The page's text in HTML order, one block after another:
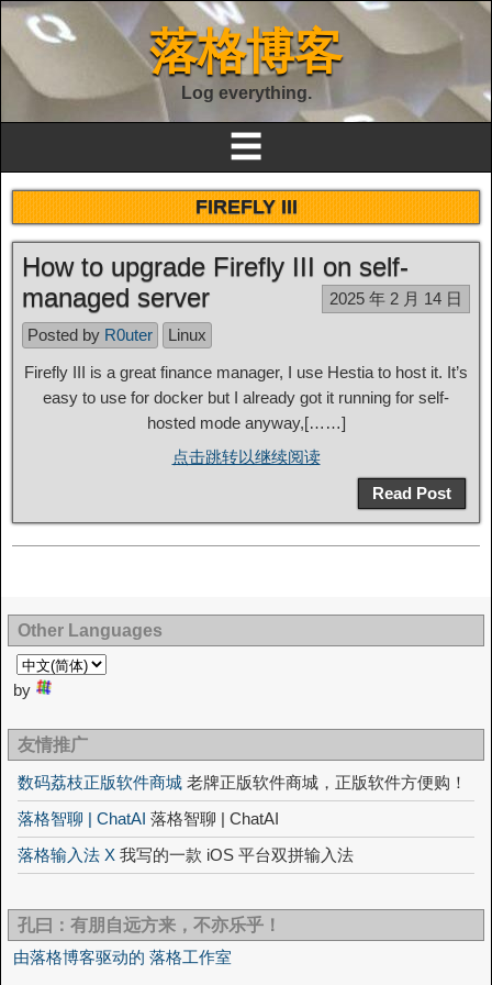
落格博客
Log everything.
☰
FIREFLY III
How to upgrade Firefly III on self-
managed server
2025 年 2 月 14 日
Posted by R0uter
Linux
Firefly III is a great finance manager, I use Hestia to host it. It’s
easy to use for docker but I already got it running for self-
hosted mode anyway,[……]
点击跳转以继续阅读
Read Post
Other Languages
by
友情推广
数码荔枝正版软件商城 老牌正版软件商城，正版软件方便购！
落格智聊 | ChatAI 落格智聊 | ChatAI
落格输入法 X 我写的一款 iOS 平台双拼输入法
孔曰：有朋自远方来，不亦乐乎！
由落格博客驱动的 落格工作室